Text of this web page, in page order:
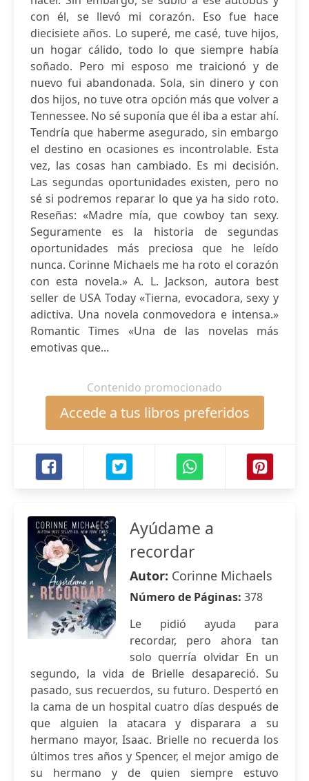
con él, se llevó mi corazón. Eso fue hace
diecisiete años. Lo superé, me casé, tuve hijos,
un hogar cálido, todo lo que siempre había
soñado. Pero mi esposo me traicionó y de
nuevo fui abandonada. Sola, sin dinero y con
dos hijos, no tuve otra opción más que volver a
Tennessee. No sé suponía que él iba a estar ahí.
Tendría que haberme asegurado, sin embargo
el destino en ocasiones es incontrolable. Esta
vez, las cosas han cambiado. Es mi decisión.
Las segundas oportunidades existen, pero no
sé si podremos reparar lo que ya ha sido roto.
Reseñas: «Madre mía, que cowboy tan sexy.
Seguramente es la historia de segundas
oportunidades más preciosa que he leído
nunca. Corinne Michaels me ha roto el corazón
con esta novela.» A. L. Jackson, autora best
seller de USA Today «Tierna, evocadora, sexy y
adictiva. Una novela conmovedora e intensa.»
Romantic Times «Una de las novelas más
emotivas que...
Contenido promocionado
Accede a tus libros preferidos
Ayúdame a
recordar
Autor: Corinne Michaels
Número de Páginas: 378
Le pidió ayuda para
recordar, pero ahora tan
solo querría olvidar En un
segundo, la vida de Brielle desapareció. Su
pasado, sus recuerdos, su futuro. Despertó en
la cama de un hospital cuatro días después de
que alguien la atacara y disparara a su
hermano mayor, Isaac. Brielle no recuerda los
últimos tres años y Spencer, el mejor amigo de
su hermano y de quien siempre estuvo